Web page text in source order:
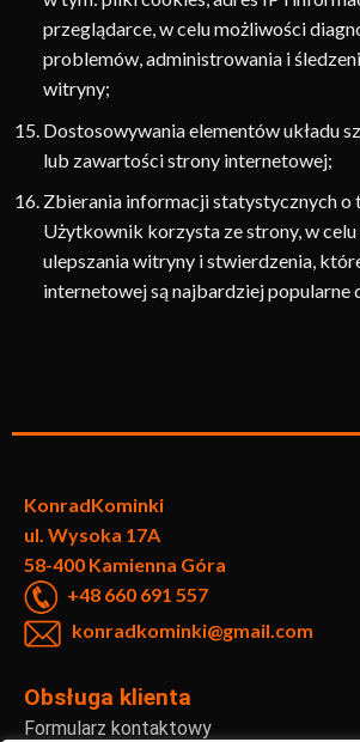
przeglądarce, w celu możliwości
problemów, administrowania i
witryny;
Dostosowywania elementów układu
lub zawartości strony internetowej;
Zbierania informacji statystycznych o
Użytkownik korzysta ze strony, w
ulepszania witryny i stwierdzenia,
internetowej są najbardziej
KonradKominki
ul. Wysoka 17A
58-400 Kamienna Góra
+48 660 691 557
konradkominki@gmail.com
Obsługa klienta
Formularz kontaktowy